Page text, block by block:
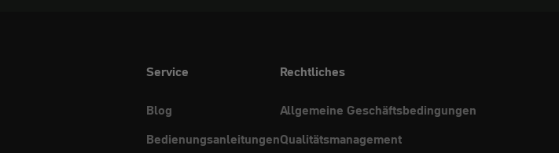
Service
Blog
Bedienungsanleitungen
Rechtliches
Allgemeine Geschäftsbedingungen
Qualitätsmanagement